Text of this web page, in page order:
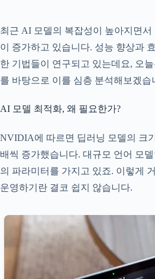
최근 AI 모델의 복잡성이 높아지면서
이 증가하고 있습니다. 성능 향상과
한 기법들이 연구되고 있는데요, 오
를 바탕으로 이를 심층 분석해보겠습
AI 모델 최적화, 왜 필요한가?
NVIDIA에 따르면 딥러닝 모델의 크
배씩 증가했습니다. 대규모 언어 모델
의 파라미터를 가지고 있죠. 이렇게
운영하기란 결코 쉽지 않습니다.